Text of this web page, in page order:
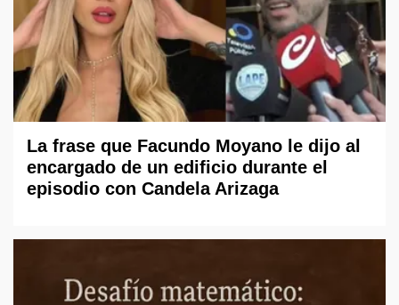
La frase que Facundo Moyano le dijo al
encargado de un edificio durante el
episodio con Candela Arizaga